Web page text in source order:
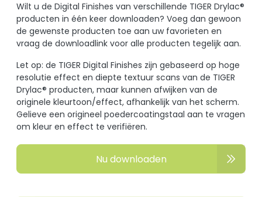
Wilt u de Digital Finishes van verschillende TIGER Drylac®
producten in één keer downloaden? Voeg dan gewoon
de gewenste producten toe aan uw favorieten en
vraag de downloadlink voor alle producten tegelijk aan.
Let op: de TIGER Digital Finishes zijn gebaseerd op hoge
resolutie effect en diepte textuur scans van de TIGER
Drylac® producten, maar kunnen afwijken van de
originele kleurtoon/effect, afhankelijk van het scherm.
Gelieve een origineel poedercoatingstaal aan te vragen
om kleur en effect te verifiëren.
Nu downloaden